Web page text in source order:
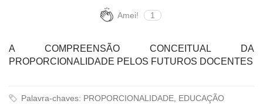
Amei! 1
A COMPREENSÃO CONCEITUAL DA
PROPORCIONALIDADE PELOS FUTUROS DOCENTES
Palavra-chaves: PROPORCIONALIDADE, EDUCAÇÃO